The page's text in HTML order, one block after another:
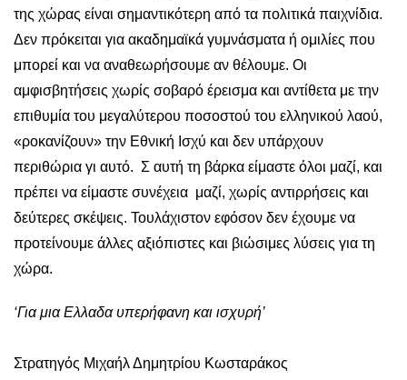
της χώρας είναι σημαντικότερη από τα πολιτικά παιχνίδια.
Δεν πρόκειται για ακαδημαϊκά γυμνάσματα ή ομιλίες που
μπορεί και να αναθεωρήσουμε αν θέλουμε. Οι
αμφισβητήσεις χωρίς σοβαρό έρεισμα και αντίθετα με την
επιθυμία του μεγαλύτερου ποσοστού του ελληνικού λαού,
«ροκανίζουν» την Εθνική Ισχύ και δεν υπάρχουν
περιθώρια γι αυτό. Σ αυτή τη βάρκα είμαστε όλοι μαζί, και
πρέπει να είμαστε συνέχεια μαζί, χωρίς αντιρρήσεις και
δεύτερες σκέψεις. Τουλάχιστον εφόσον δεν έχουμε να
προτείνουμε άλλες αξιόπιστες και βιώσιμες λύσεις για τη
χώρα.
‘Για μια Ελλαδα υπερήφανη και ισχυρή’
Στρατηγός Μιχαήλ Δημητρίου Κωσταράκος